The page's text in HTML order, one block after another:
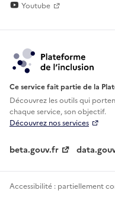
Youtube
Ce service fait partie de la
Découvrez les outils qui
chaque service, son objectif.
Découvrez nos services
beta.gouv.fr
Accessibilité : partiellement